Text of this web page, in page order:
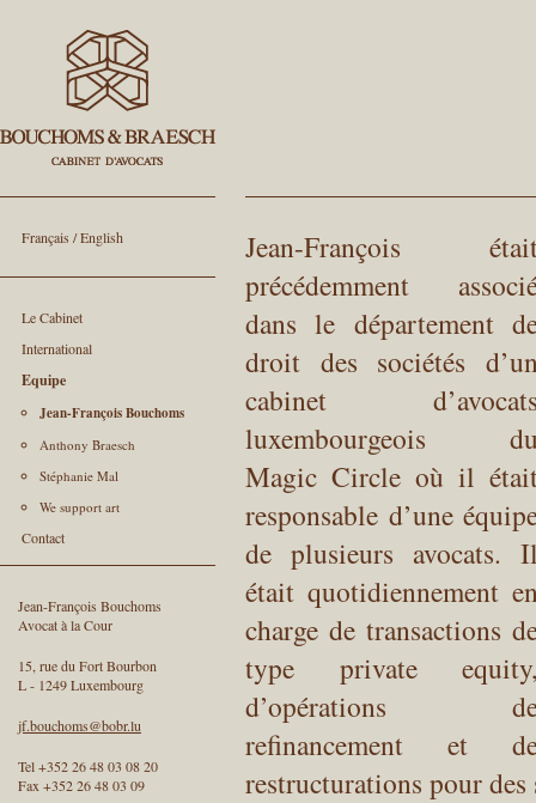
Français /English
Le Cabinet
International
Equipe
Jean-François Bouchoms
Anthony Braesch
Stéphanie Mal
We support art
Contact
Jean-François Bouchoms
Avocat à la Cour
15, rue du Fort Bourbon
L - 1249 Luxembourg
jf.bouchoms@bobr.lu
Tel +352 26 48 03 08 20
Fax +352 26 48 03 09
Jean-François
précédemment
dans le département
droit des sociétés
cabinet
luxembourgeois
Magic Circle où il
responsable d’une
de plusieurs avocats.
était quotidiennement
charge de transactions
type private
d’opérations
refinancement et
restructurations pour